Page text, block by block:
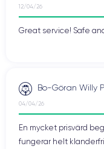
12/04/26
Great service! Safe
Bo-Göran Willy
04/04/26
En mycket prisvärd
fungerar helt